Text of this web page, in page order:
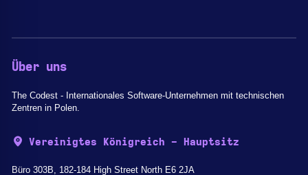
Über uns
The Codest - Internationales Software-Unternehmen mit technischen
Zentren in Polen.
Vereinigtes Königreich - Hauptsitz
Büro 303B, 182-184 High Street North E6 2JA